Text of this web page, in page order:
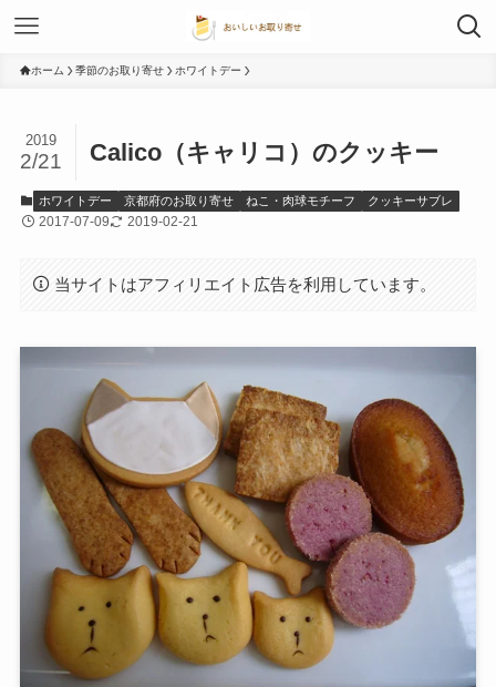
ホーム 季節のお取り寄せ ホワイトデー
Calico（キャリコ）のクッキー
2019
2/21
ホワイトデー 京都府のお取り寄せ ねこ・肉球モチーフ クッキーサブレ
2017-07-09 2019-02-21
当サイトはアフィリエイト広告を利用しています。